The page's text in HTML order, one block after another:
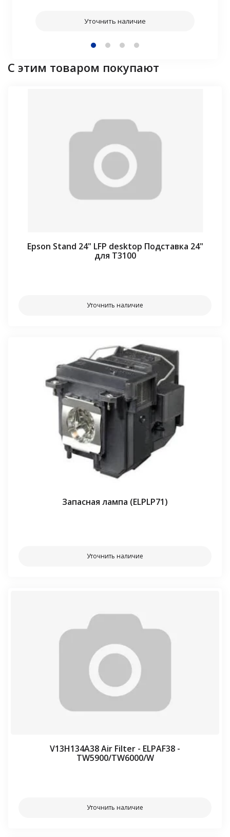
Уточнить наличие
С этим товаром покупают
Epson Stand 24" LFP desktop Подставка 24"
для T3100
Уточнить наличие
Запасная лампа (ELPLP71)
Уточнить наличие
V13H134A38 Air Filter - ELPAF38 -
TW5900/TW6000/W
Уточнить наличие